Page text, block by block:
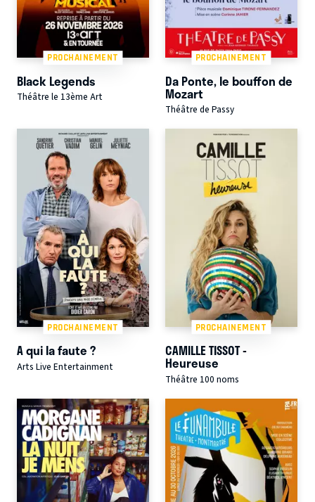
PROCHAINEMENT
Black Legends
Théâtre le 13ème Art
PROCHAINEMENT
Da Ponte, le bouffon de
Mozart
Théâtre de Passy
PROCHAINEMENT
A qui la faute ?
Arts Live Entertainment
PROCHAINEMENT
CAMILLE TISSOT -
Heureuse
Théâtre 100 noms